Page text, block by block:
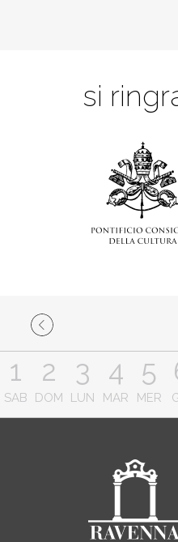
si
1
SAB
2
DOM
3
LUN
4
MAR
5
MER